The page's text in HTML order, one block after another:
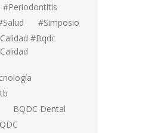
#periodontitis
#simposio
#bqdc
BQDC Dental